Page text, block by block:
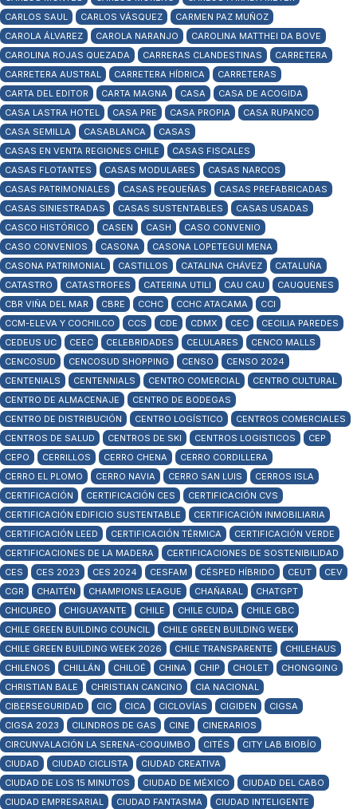
CARLOS SAUL
CARLOS VÁSQUEZ
CARMEN PAZ MUÑOZ
CAROLA ÁLVAREZ
CAROLA NARANJO
CAROLINA MATTHEI DA BOVE
CAROLINA ROJAS QUEZADA
CARRERAS CLANDESTINAS
CARRETERA
CARRETERA AUSTRAL
CARRETERA HÍDRICA
CARRETERAS
CARTA DEL EDITOR
CARTA MAGNA CASA
CASA DE ACOGIDA
CASA LASTRA HOTEL
CASA PRE CASA PROPIA
CASA RUPANCO
CASA SEMILLA
CASABLANCA
CASAS
CASAS EN VENTA REGIONES CHILE
CASAS FISCALES
CASAS FLOTANTES
CASAS MODULARES
CASAS NARCOS
CASAS PATRIMONIALES
CASAS PEQUEÑAS
CASAS PREFABRICADAS
CASAS SINIESTRADAS
CASAS SUSTENTABLES
CASAS USADAS
CASCO HISTÓRICO
CASEN CASH
CASO CONVENIO
CASO CONVENIOS
CASONA
CASONA LOPETEGUI MENA
CASONA PATRIMONIAL
CASTILLOS CATALINA CHÁVEZ
CATALUÑA
CATASTRO
CATASTROFES CATERINA UTILI CAU CAU
CAUQUENES
CBR VIÑA DEL MAR
CBRE CCHC CCHC ATACAMA
CCI
CCM-ELEVA Y COCHILCO
CCS CDE CDMX CEC
CECILIA PAREDES
CEDEUS UC
CEEC CELEBRIDADES CELULARES
CENCO MALLS
CENCOSUD
CENCOSUD SHOPPING CENSO
CENSO 2024
CENTENIALS
CENTENNIALS CENTRO COMERCIAL
CENTRO CULTURAL
CENTRO DE ALMACENAJE
CENTRO DE BODEGAS
CENTRO DE DISTRIBUCIÓN
CENTRO LOGÍSTICO
CENTROS COMERCIALES
CENTROS DE SALUD
CENTROS DE SKI CENTROS LOGISTICOS
CEP
CEPO
CERRILLOS CERRO CHENA
CERRO CORDILLERA
CERRO EL PLOMO
CERRO NAVIA CERRO SAN LUIS
CERROS ISLA
CERTIFICACIÓN
CERTIFICACIÓN CES
CERTIFICACIÓN CVS
CERTIFICACIÓN EDIFICIO SUSTENTABLE
CERTIFICACIÓN INMOBILIARIA
CERTIFICACIÓN LEED
CERTIFICACIÓN TÉRMICA
CERTIFICACIÓN VERDE
CERTIFICACIONES DE LA MADERA
CERTIFICACIONES DE SOSTENIBILIDAD
CES
CES 2023 CES 2024 CESFAM CÉSPED HÍBRIDO CEUT
CEV
CGR
CHAITÉN CHAMPIONS LEAGUE CHAÑARAL
CHATGPT
CHICUREO
CHIGUAYANTE CHILE CHILE CUIDA
CHILE GBC
CHILE GREEN BUILDING COUNCIL
CHILE GREEN BUILDING WEEK
CHILE GREEN BUILDING WEEK 2026
CHILE TRANSPARENTE
CHILEHAUS
CHILENOS
CHILLÁN CHILOÉ CHINA CHIP CHOLET
CHONGQING
CHRISTIAN BALE
CHRISTIAN CANCINO
CIA NACIONAL
CIBERSEGURIDAD
CIC CICA CICLOVÍAS CIGIDEN
CIGSA
CIGSA 2023
CILINDROS DE GAS CINE
CINERARIOS
CIRCUNVALACIÓN LA SERENA-COQUIMBO
CITÉS
CITY LAB BIOBÍO
CIUDAD
CIUDAD CICLISTA
CIUDAD CREATIVA
CIUDAD DE LOS 15 MINUTOS
CIUDAD DE MÉXICO
CIUDAD DEL CABO
CIUDAD EMPRESARIAL
CIUDAD FANTASMA
CIUDAD INTELIGENTE